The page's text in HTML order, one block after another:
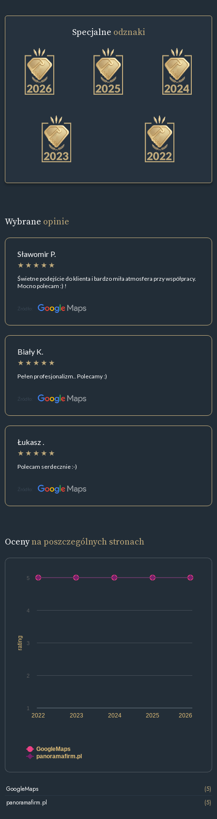
Specjalne odznaki
Wybrane opinie
Sławomir P.
Świetne podejście do klienta i bardzo miła atmosfera przy współpracy.
Mocno polecam :) !
Źródło:
Biały K.
Pełen profesjonalizm.. Polecamy :)
Źródło:
Łukasz .
Polecam serdecznie :-)
Źródło:
Ocenyna poszczególnych stronach
rating
2022 2024 2026
2023 2025
1
2
3
4
5
GoogleMaps
panoramafirm.pl
GoogleMaps
(5)
panoramafirm.pl
(5)